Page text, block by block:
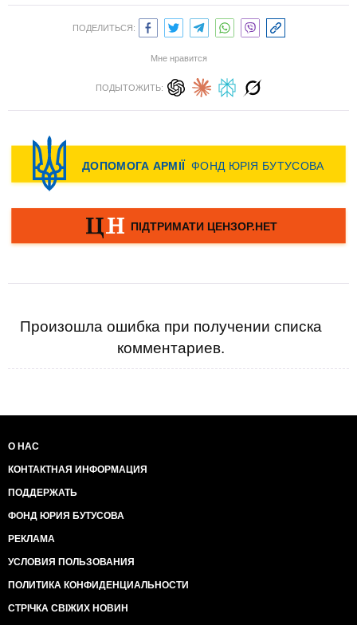
ПОДЕЛИТЬСЯ:
Мне нравится
ПОДЫТОЖИТЬ:
Произошла ошибка при получении списка
комментариев.
О НАС
КОНТАКТНАЯ ИНФОРМАЦИЯ
ПОДДЕРЖАТЬ
ФОНД ЮРИЯ БУТУСОВА
РЕКЛАМА
УСЛОВИЯ ПОЛЬЗОВАНИЯ
ПОЛИТИКА КОНФИДЕНЦИАЛЬНОСТИ
СТРІЧКА СВІЖИХ НОВИН